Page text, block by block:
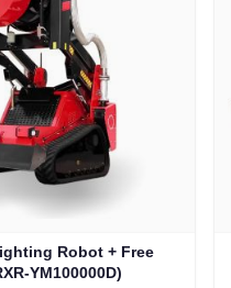
Robot + Free
YM100000D)